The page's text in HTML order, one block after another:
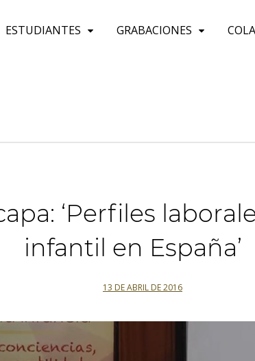
ESTUDIANTES GRABACIONES
‘Perfiles
infantil en España’
13 DE ABRIL DE 2016